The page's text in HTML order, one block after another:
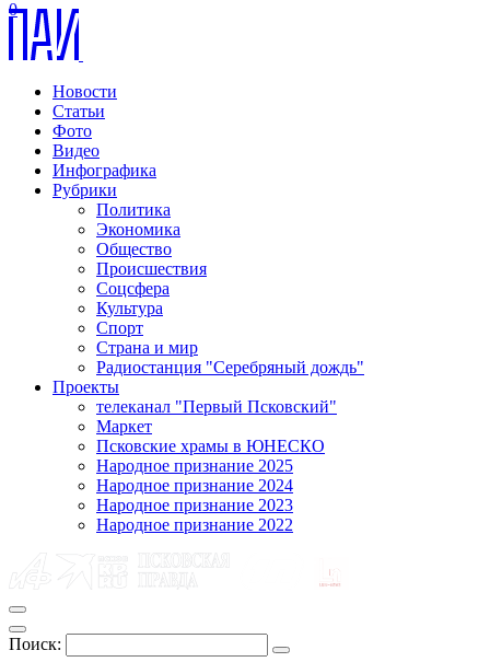
Новости
Статьи
Фото
Видео
Инфографика
Рубрики
Политика
Экономика
Общество
Происшествия
Соцсфера
Культура
Спорт
Страна и мир
Радиостанция "Серебряный дождь"
Проекты
телеканал "Первый Псковский"
Маркет
Псковские храмы в ЮНЕСКО
Народное признание 2025
Народное признание 2024
Народное признание 2023
Народное признание 2022
Поиск:
0